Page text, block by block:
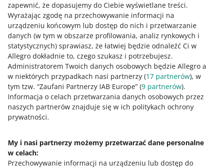
zapewnić, że dopasujemy do Ciebie wyświetlane treści.
Wyrażając zgodę na przechowywanie informacji na
urządzeniu końcowym lub dostęp do nich i przetwarzanie
danych (w tym w obszarze profilowania, analiz rynkowych i
statystycznych) sprawiasz, że łatwiej będzie odnaleźć Ci w
Allegro dokładnie to, czego szukasz i potrzebujesz.
Administratorem Twoich danych osobowych będzie Allegro a
w niektórych przypadkach nasi partnerzy (17 partnerów), w
tym tzw. “Zaufani Partnerzy IAB Europe” (9 partnerów).
Informacja o celach przetwarzania danych osobowych przez
naszych partnerów znajduje się w ich politykach ochrony
prywatności.
My i nasi partnerzy możemy przetwarzać dane personalne
w celach:
Przechowywanie informacji na urządzeniu lub dostęp do
Jak oceniasz te zmiany/nowości?
0 - Porażka
10 - Rewelacja
0 1 2 3 4 5 6
Potrzebujesz pomocy?